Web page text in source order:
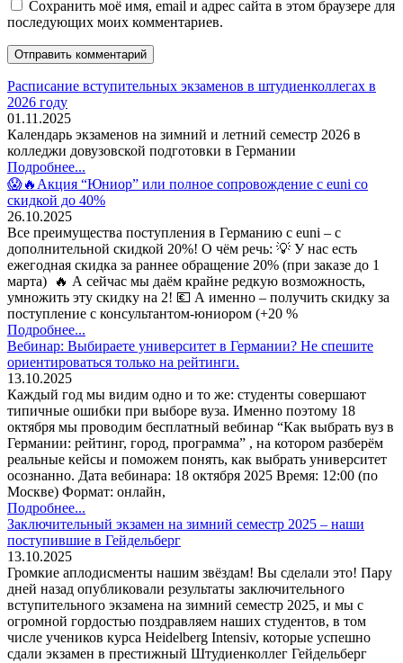
Сохранить моё имя, email и адрес сайта в этом браузере для
последующих моих комментариев.
Расписание вступительных экзаменов в штудиенколлегах в
2026 году
01.11.2025
Календарь экзаменов на зимний и летний семестр 2026 в
колледжи довузовской подготовки в Германии
Подробнее...
😱🔥Акция “Юниор” или полное сопровождение с euni со
скидкой до 40%
26.10.2025
Все преимущества поступления в Германию с euni – с
дополнительной скидкой 20%! О чём речь: 💡 У нас есть
ежегодная скидка за раннее обращение 20% (при заказе до 1
марта) 🔥 А сейчас мы даём крайне редкую возможность,
умножить эту скидку на 2! 💶 А именно – получить скидку за
поступление с консультантом-юниором (+20 %
Подробнее...
Вебинар: Выбираете университет в Германии? Не спешите
ориентироваться только на рейтинги.
13.10.2025
Каждый год мы видим одно и то же: студенты совершают
типичные ошибки при выборе вуза. Именно поэтому 18
октября мы проводим бесплатный вебинар “Как выбрать вуз в
Германии: рейтинг, город, программа” , на котором разберём
реальные кейсы и поможем понять, как выбрать университет
осознанно. Дата вебинара: 18 октября 2025 Время: 12:00 (по
Москве) Формат: онлайн,
Подробнее...
Заключительный экзамен на зимний семестр 2025 – наши
поступившие в Гейдельберг
13.10.2025
Громкие аплодисменты нашим звёздам! Вы сделали это! Пару
дней назад опубликовали результаты заключительного
вступительного экзамена на зимний семестр 2025, и мы с
огромной гордостью поздравляем наших студентов, в том
числе учеников курса Heidelberg Intensiv, которые успешно
сдали экзамен в престижный Штудиенколлег Гейдельберг